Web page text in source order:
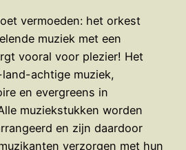
vermoeden: het orkest
muziek met een
vooral voor plezier! Het
achtige muziek,
en evergreens in
muziekstukken worden
en zijn daardoor
verzorgen met hun